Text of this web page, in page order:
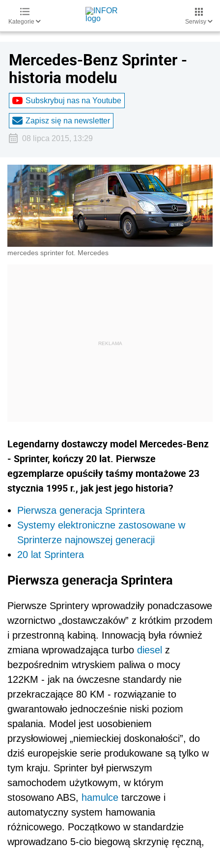
Kategorie Serwisy
Mercedes-Benz Sprinter -
historia modelu
Subskrybuj nas na Youtube
Zapisz się na newsletter
08 lipca 2015, 13:29
mercedes sprinter fot. Mercedes
Legendarny dostawczy model Mercedes-Benz
- Sprinter, kończy 20 lat. Pierwsze
egzemplarze opuściły taśmy montażowe 23
stycznia 1995 r., jak jest jego historia?
Pierwsza generacja Sprintera
Systemy elektroniczne zastosowane w
Sprinterze najnowszej generacji
20 lat Sprintera
Pierwsza generacja Sprintera
Pierwsze Sprintery wprowadziły ponadczasowe
wzornictwo „dostawczaków” z krótkim przodem
i przestronną kabiną. Innowacją była również
zmiana wprowadzająca turbo diesel z
bezpośrednim wtryskiem paliwa o mocy
122KM - jak na ówczesne standardy nie
przekraczające 80 KM - rozwiązanie to
gwarantowało jednocześnie niski poziom
spalania. Model jest uosobieniem
przysłowiowej „niemieckiej doskonałości”, do
dziś europejskie serie produkowane są tylko w
tym kraju. Sprinter był pierwszym
samochodem użytkowym, w którym
stosowano ABS, hamulce tarczowe i
automatyczny system hamowania
różnicowego. Początkowo w standardzie
wprowadzano 5-cio biegową skrzynię ręczną,